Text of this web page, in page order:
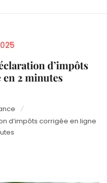
d’impôts
2 minutes
d’impôts corrigée en ligne